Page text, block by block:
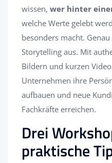
wissen, wer hinter
welche Werte gelebt
besonders macht.
Storytelling aus. Mit
Bildern und kurzen
Unternehmen ihre
aufbauen und neue
Fachkräfte erreichen.
Drei
praktische